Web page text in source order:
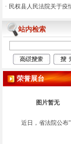
日上午8:30-12:00，下午
0；报名截止时间为2026年
日上午11:30，逾期不予受
（二）报名材料：1、营
资质证书复印件（加盖公
2、法定代表人身份证复
权委托书及代理人身份证
（加盖公章）；3、车辆
其他事项1.搬运：竞得人
的安全责任事故责任。2.
· 民权县人民法院关于疫
站内检索
荣誉展台
图片暂无
近日，省法院公布